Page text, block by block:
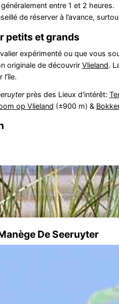
entre 1 et 2 heures.
de réserver à l’avance,
petits et grands
expérimenté ou que vous
originale de découvrir Vlieland.
près des Lieux d'intérêt:
op Vlieland (±900 m) &
De Seeruyter